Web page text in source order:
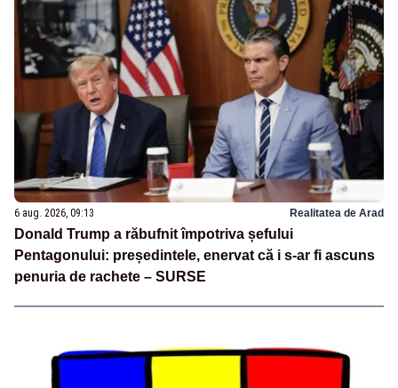
6 aug. 2026, 09:13 Realitatea de Arad
Donald Trump a răbufnit împotriva șefului
Pentagonului: președintele, enervat că i s-ar fi ascuns
penuria de rachete – SURSE